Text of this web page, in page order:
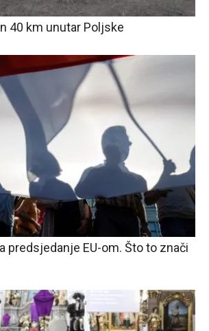
40 km unutar Poljske
predsjedanje EU-om. Što to znači